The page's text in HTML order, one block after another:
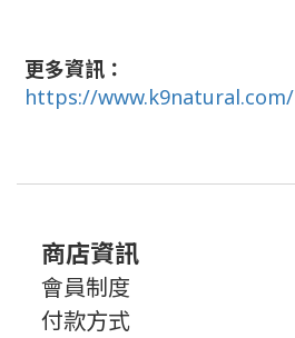
更多資訊：
https://www.k9natural.com/
商店資訊
會員制度
付款方式